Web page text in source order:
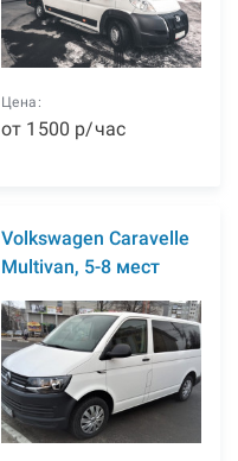
Цена:
от 1500 р/час
Volkswagen Caravelle
Multivan, 5-8 мест